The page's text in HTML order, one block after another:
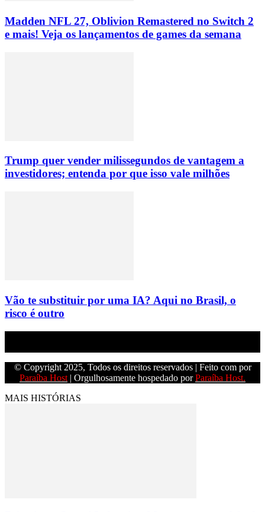
Madden NFL 27, Oblivion Remastered no Switch 2
e mais! Veja os lançamentos de games da semana
Trump quer vender milissegundos de vantagem a
investidores; entenda por que isso vale milhões
Vão te substituir por uma IA? Aqui no Brasil, o
risco é outro
© Copyright 2025, Todos os direitos reservados | Feito com por
Paraíba Host | Orgulhosamente hospedado porParaíba Host.
MAIS HISTÓRIAS